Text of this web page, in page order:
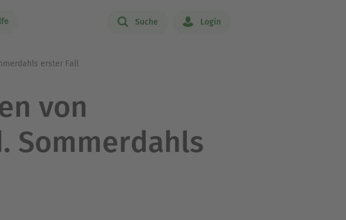
Suche Login
erster Fall
von
Sommerdahls